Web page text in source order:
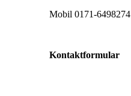
Mobil 0171-6498274
Kontaktformular